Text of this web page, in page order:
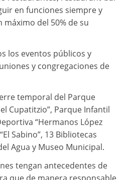
en funciones siempre y
máximo del 50% de su
los eventos públicos y
y congregaciones de
temporal del Parque
Cupatitzio”, Parque Infantil
“Hermanos López
Sabino”, 13 Bibliotecas
Agua y Museo Municipal.
tengan antecedentes de